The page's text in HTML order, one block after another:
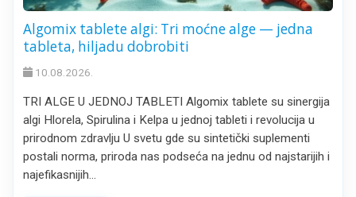
Algomix tablete algi: Tri moćne alge — jedna
tableta, hiljadu dobrobiti
10.08.2026.
TRI ALGE U JEDNOJ TABLETI Algomix tablete su sinergija
algi Hlorela, Spirulina i Kelpa u jednoj tableti i revolucija u
prirodnom zdravlju U svetu gde su sintetički suplementi
postali norma, priroda nas podseća na jednu od najstarijih i
najefikasnijih…